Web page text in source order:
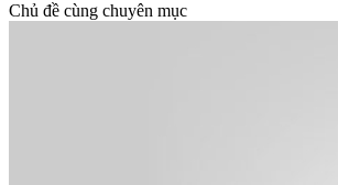
Chủ đề cùng chuyên mục